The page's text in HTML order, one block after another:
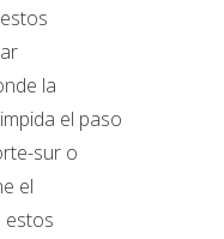
la
el paso
sur o
el
estos